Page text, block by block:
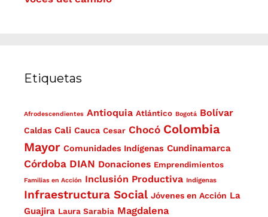
Etiquetas
Afrodescendientes Antioquia Atlántico Bogotá Bolívar
Caldas Cali Cauca Cesar Chocó Colombia
Mayor Comunidades Indígenas Cundinamarca
Córdoba DIAN Donaciones Emprendimientos
Familias en Acción Inclusión Productiva Indígenas
Infraestructura Social Jóvenes en Acción La
Guajira Laura Sarabia Magdalena